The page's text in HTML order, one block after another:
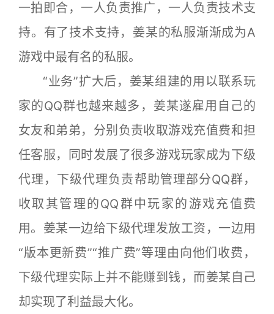
一拍即合，一人负责推广，一人负责技术支
持。有了技术支持，姜某的私服渐渐成为A
游戏中最有名的私服。
“业务”扩大后，姜某组建的用以联系玩
家的QQ群也越来越多，姜某遂雇用自己的
女友和弟弟，分别负责收取游戏充值费和担
任客服，同时发展了很多游戏玩家成为下级
代理，下级代理负责帮助管理部分QQ群，
收取其管理的QQ群中玩家的游戏充值费
用。姜某一边给下级代理发放工资，一边用
“版本更新费”“推广费”等理由向他们收费，
下级代理实际上并不能赚到钱，而姜某自己
却实现了利益最大化。